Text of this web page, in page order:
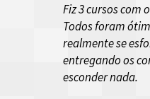
Fiz 3 cursos com
Todos foram
realmente se
entregando os
esconder nada.